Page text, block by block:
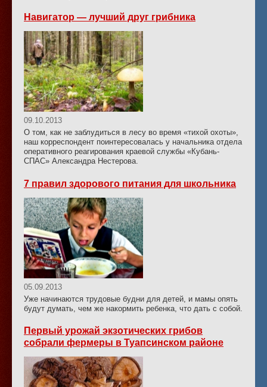
Навигатор — лучший друг грибника
09.10.2013
О том, как не заблудиться в лесу во время «тихой охоты»,
наш корреспондент поинтересовалась у начальника отдела
оперативного реагирования краевой службы «Кубань-
СПАС» Александра Нестерова.
7 правил здорового питания для школьника
05.09.2013
Уже начинаются трудовые будни для детей, и мамы опять
будут думать, чем же накормить ребенка, что дать с собой.
Первый урожай экзотических грибов
собрали фермеры в Туапсинском районе